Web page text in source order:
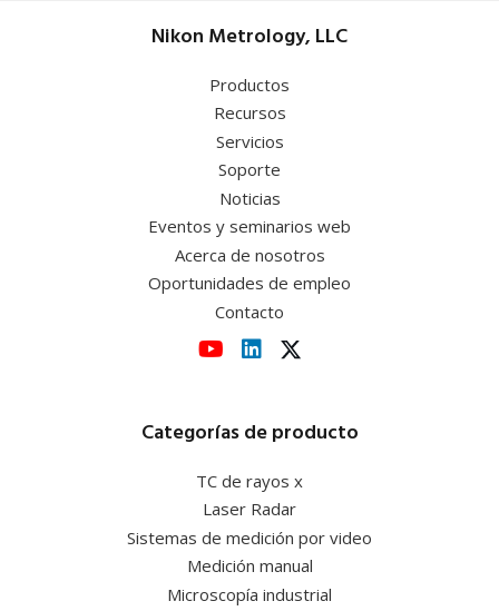
Nikon Metrology, LLC
Productos
Recursos
Servicios
Soporte
Noticias
Eventos y seminarios web
Acerca de nosotros
Oportunidades de empleo
Contacto
Categorías de producto
TC de rayos x
Laser Radar
Sistemas de medición por video
Medición manual
Microscopía industrial